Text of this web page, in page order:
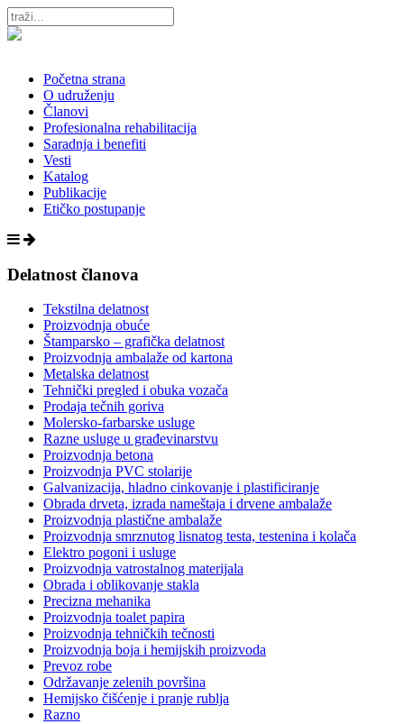
Početna strana
O udruženju
Članovi
Profesionalna rehabilitacija
Saradnja i benefiti
Vesti
Katalog
Publikacije
Etičko postupanje
Delatnost članova
Tekstilna delatnost
Proizvodnja obuće
Štamparsko – grafička delatnost
Proizvodnja ambalaže od kartona
Metalska delatnost
Tehnički pregled i obuka vozača
Prodaja tečnih goriva
Molersko-farbarske usluge
Razne usluge u građevinarstvu
Proizvodnja betona
Proizvodnja PVC stolarije
Galvanizacija, hladno cinkovanje i plastificiranje
Obrada drveta, izrada nameštaja i drvene ambalaže
Proizvodnja plastične ambalaže
Proizvodnja smrznutog lisnatog testa, testenina i kolača
Elektro pogoni i usluge
Proizvodnja vatrostalnog materijala
Obrada i oblikovanje stakla
Precizna mehanika
Proizvodnja toalet papira
Proizvodnja tehničkih tečnosti
Proizvodnja boja i hemijskih proizvoda
Prevoz robe
Održavanje zelenih površina
Hemijsko čišćenje i pranje rublja
Razno